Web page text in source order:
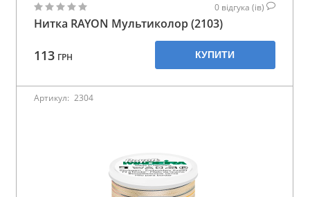
0 відгука (ів)
Нитка RAYON Мультиколор (2103)
113 ГРН КУПИТИ
Артикул: 2304